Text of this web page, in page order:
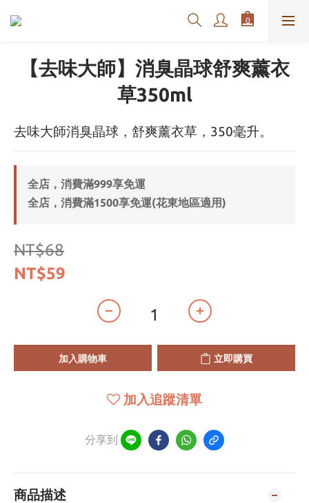
【去味大師】消臭晶球舒爽薰衣
草350ml
去味大師消臭晶球，舒爽薰衣草，350毫升。
全店，消費滿999享免運
全店，消費滿1500享免運(花東地區適用)
NT$68
NT$59
加入購物車 立即購買
加入追蹤清單
分享到
商品描述